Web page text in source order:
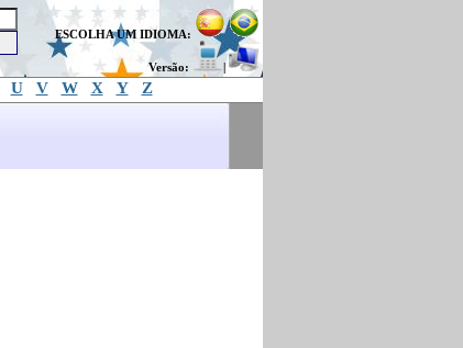
ESCOLHA UM IDIOMA:
Versão: |
U V W X Y Z